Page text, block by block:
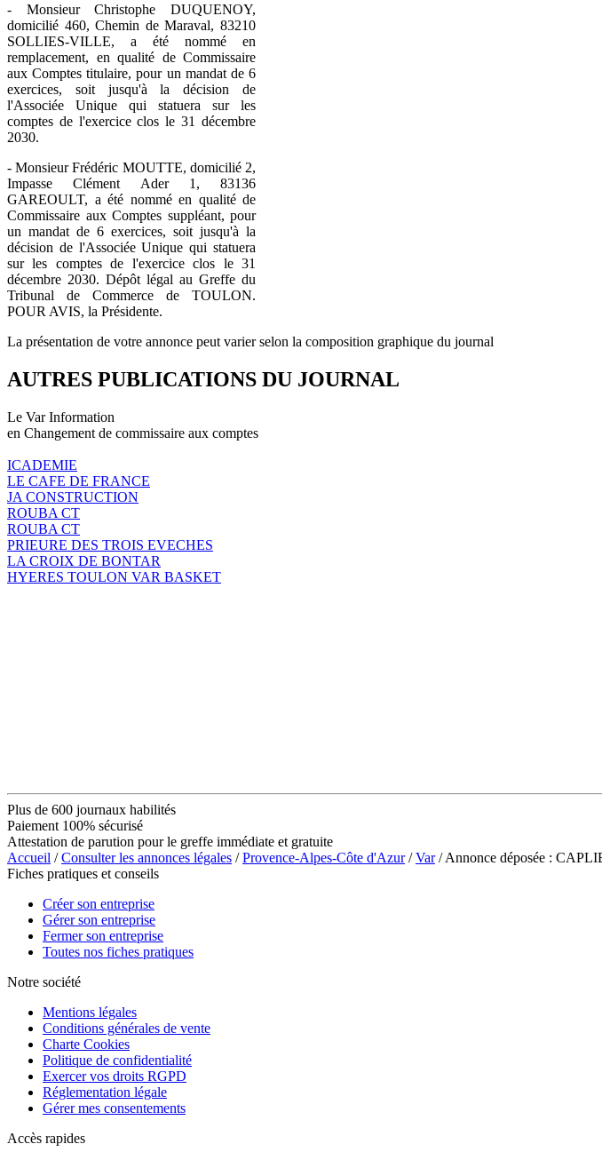
- Monsieur Christophe DUQUENOY,
domicilié 460, Chemin de Maraval, 83210
SOLLIES-VILLE, a été nommé en
remplacement, en qualité de Commissaire
aux Comptes titulaire, pour un mandat de 6
exercices, soit jusqu'à la décision de
l'Associée Unique qui statuera sur les
comptes de l'exercice clos le 31 décembre
2030.
- Monsieur Frédéric MOUTTE, domicilié 2,
Impasse Clément Ader 1, 83136
GAREOULT, a été nommé en qualité de
Commissaire aux Comptes suppléant, pour
un mandat de 6 exercices, soit jusqu'à la
décision de l'Associée Unique qui statuera
sur les comptes de l'exercice clos le 31
décembre 2030. Dépôt légal au Greffe du
Tribunal de Commerce de TOULON.
POUR AVIS, la Présidente.
La présentation de votre annonce peut varier selon la composition graphique du journal
AUTRES PUBLICATIONS DU JOURNAL
Le Var Information
en Changement de commissaire aux comptes
ICADEMIE
LE CAFE DE FRANCE
JA CONSTRUCTION
ROUBA CT
ROUBA CT
PRIEURE DES TROIS EVECHES
LA CROIX DE BONTAR
HYERES TOULON VAR BASKET
Plus de 600 journaux habilités
Paiement 100% sécurisé
Attestation de parution pour le greffe immédiate et gratuite
Accueil /Consulter les annonces légales /Provence-Alpes-Côte d'Azur/Var/ Annonce déposée :
Fiches pratiques et conseils
Créer son entreprise
Gérer son entreprise
Fermer son entreprise
Toutes nos fiches pratiques
Notre société
Mentions légales
Conditions générales de vente
Charte Cookies
Politique de confidentialité
Exercer vos droits RGPD
Réglementation légale
Gérer mes consentements
Accès rapides